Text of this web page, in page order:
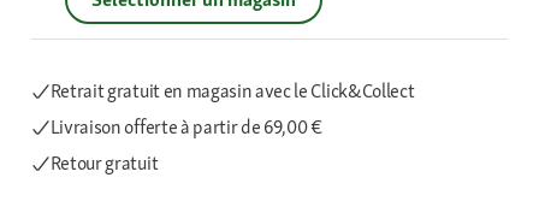
Retrait gratuit en magasin avec le Click&Collect
Livraison offerteà partir de 69,00 €
Retour gratuit